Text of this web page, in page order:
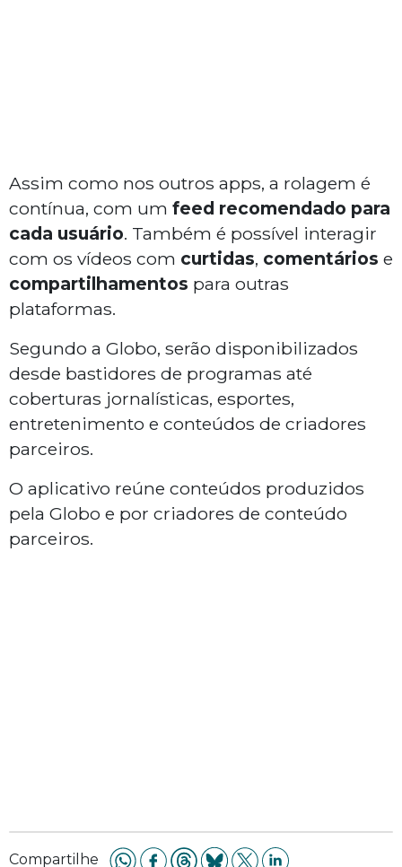
Assim como nos outros apps, a rolagem é
contínua, com um feed recomendado para
cada usuário. Também é possível interagir
com os vídeos com curtidas, comentários e
compartilhamentos para outras
plataformas.
Segundo a Globo, serão disponibilizados
desde bastidores de programas até
coberturas jornalísticas, esportes,
entretenimento e conteúdos de criadores
parceiros.
O aplicativo reúne conteúdos produzidos
pela Globo e por criadores de conteúdo
parceiros.
Compartilhe